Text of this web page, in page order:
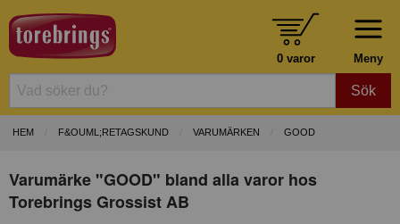
Meny
0 varor
Sök
HEM F&OUML;RETAGSKUND VARUMÄRKEN GOOD
Varumärke "GOOD" bland alla varor hos
Torebrings Grossist AB